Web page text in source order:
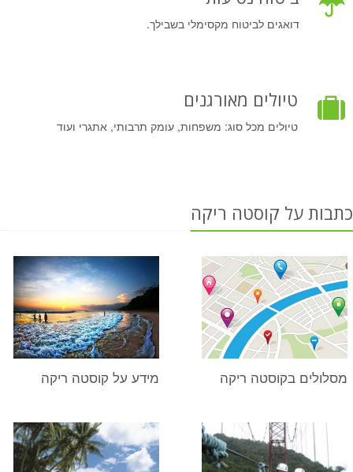
דואגים לביטוח מקסימלי בשבילך.
טיולים מאורגנים
טיולים מכל סוג: משפחות, עומק תרבותי, אתגרי ועוד
כתבות על קוסטה ריקה
מסלולים בקוסטה ריקה מידע על קוסטה ריקה